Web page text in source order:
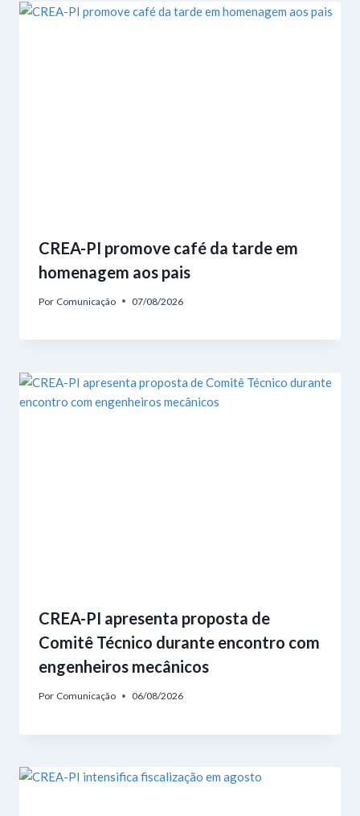
CREA-PI promove café da tarde em
homenagem aos pais
Por Comunicação 07/08/2026
CREA-PI apresenta proposta de
Comitê Técnico durante encontro com
engenheiros mecânicos
Por Comunicação 06/08/2026